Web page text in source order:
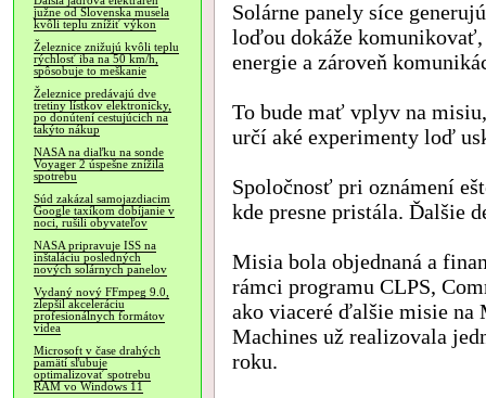
južne od Slovenska musela
kvôli teplu znížiť výkon
Železnice znižujú kvôli teplu
rýchlosť iba na 50 km/h,
spôsobuje to meškanie
Železnice predávajú dve
tretiny lístkov elektronicky,
po donútení cestujúcich na
takýto nákup
NASA na diaľku na sonde
Voyager 2 úspešne znížila
spotrebu
Súd zakázal samojazdiacim
Google taxíkom dobíjanie v
noci, rušili obyvateľov
NASA pripravuje ISS na
inštaláciu posledných
nových solárnych panelov
Vydaný nový FFmpeg 9.0,
zlepšil akceleráciu
profesionálnych formátov
videa
Microsoft v čase drahých
pamätí sľubuje
optimalizovať spotrebu
RAM vo Windows 11
Solárne panely síce
loďou dokáže komunikovať,
energie a zároveň
To bude mať vplyv na
určí aké experimenty loď
Spoločnosť pri oznámení
kde presne pristála. Ďalšie
Misia bola objednaná a
rámci programu CLPS,
ako viaceré ďalšie misie na
Machines už realizovala
roku.